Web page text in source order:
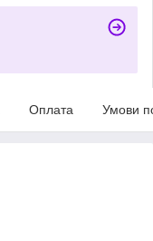
Оплата Умови